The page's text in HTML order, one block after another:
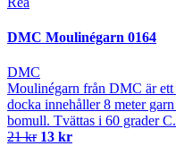
DMC Moulinégarn 0164
DMC
Moulinégarn från DMC är
docka innehåller 8 meter
bomull. Tvättas i 60 grader C.
21 kr 13 kr